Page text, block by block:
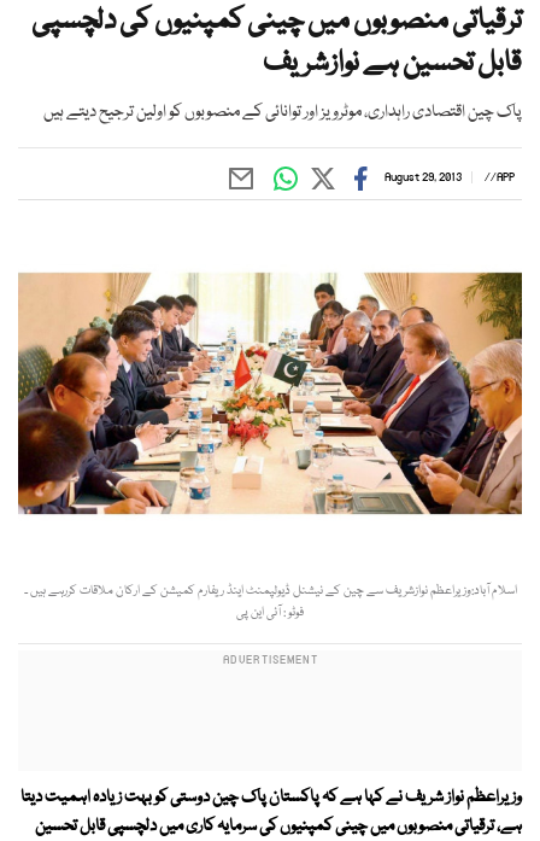
ترقیاتی منصوبوں میں چینی کمپنیوں کی دلچسپی
قابل تحسین ہے نوازشریف
پاک چین اقتصادی راہداری، موٹرویز اور توانائی کے منصوبوں کو اولین ترجیح دیتے ہیں
APP
//
August 29, 2013
اسلام آباد:وزیراعظم نوازشریف سے چین کے نیشنل ڈیولپمنٹ اینڈ ریفارم کمیشن کے ارکان ملاقات کررہے ہیں ۔
فوٹو : آئی این پی
وزیراعظم نواز شریف نے کہا ہے کہ پاکستان پاک چین دوستی کو بہت زیادہ اہمیت دیتا
ہے، ترقیاتی منصوبوں میں چینی کمپنیوں کی سرمایہ کاری میں دلچسپی قابل تحسین